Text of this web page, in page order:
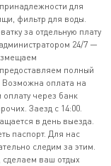
для
фильтр для воды.
за отдельную плату
24/7 —
полный
Возможна оплата на
через банк
Заезд с 14:00.
в день выезда.
паспорт. Для нас
следим за этим.
ваш отдых